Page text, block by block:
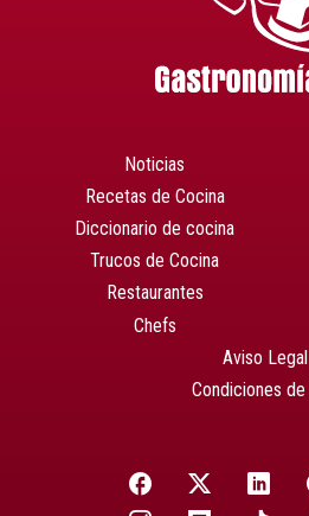
Noticias
Recetas de Cocina
Diccionario de cocina
Trucos de Cocina
Restaurantes
Chefs
Aviso Legal
Condiciones de